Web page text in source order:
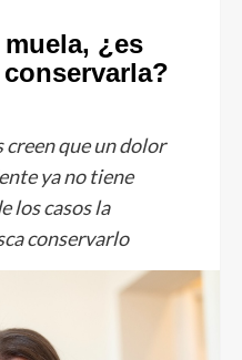
¿es
creen que un dolor
ya no tiene
los casos la
conservarlo